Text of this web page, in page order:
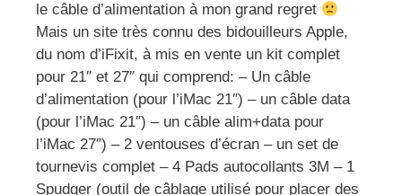
le câble d’alimentation à mon grand regret
Mais un site très connu des bidouilleurs Apple,
du nom d’iFixit, à mis en vente un kit complet
pour 21″ et 27″ qui comprend: – Un câble
d’alimentation (pour l’iMac 21″) – un câble data
(pour l’iMac 21″) – un câble alim+data pour
l’iMac 27″) – 2 ventouses d’écran – un set de
tournevis complet – 4 Pads autocollants 3M – 1
Spudger (outil de câblage utilisé pour placer des